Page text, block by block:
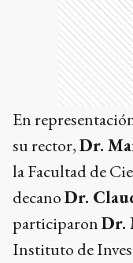
En
su rector,Dr.
la Facultad de
decanoDr.
participaronDr.
Instituto de